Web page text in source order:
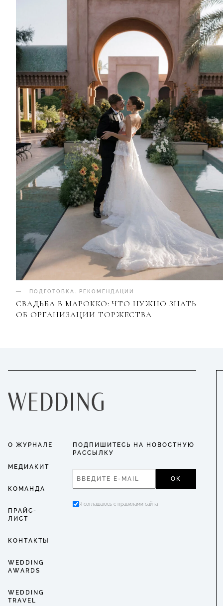
ПОДГОТОВКА. РЕКОМЕНДАЦИИ
СВАДЬБА В МАРОККО: ЧТО НУЖНО ЗНАТЬ
ОБ ОРГАНИЗАЦИИ ТОРЖЕСТВА
О ЖУРНАЛЕ
МЕДИАКИТ
КОМАНДА
ПРАЙС-
ЛИСТ
КОНТАКТЫ
WEDDING
AWARDS
WEDDING
TRAVEL
ПОДПИШИТЕСЬ НА НОВОСТНУЮ
РАССЫЛКУ
ОК
Я соглашаюсь с правилами сайта